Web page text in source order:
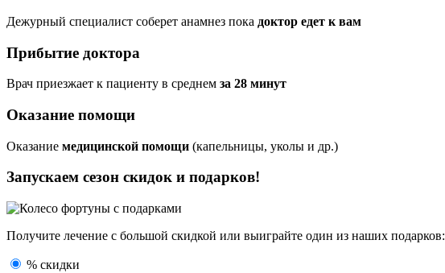
Дежурный специалист соберет анамнез пока доктор едет к вам
Прибытие доктора
Врач приезжает к пациенту в среднем за 28 минут
Оказание помощи
Оказание медицинской помощи (капельницы, уколы и др.)
Запускаем сезон скидок и подарков!
Получите лечение с большой скидкой или выиграйте один из наших подарков:
% скидки